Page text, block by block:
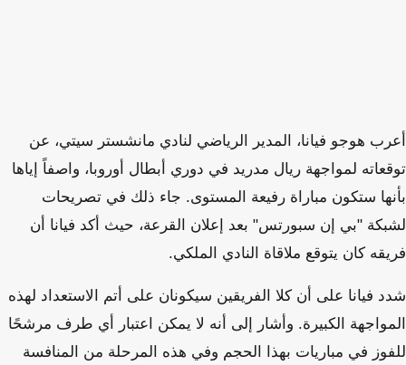
أعرب هوجو فيانا، المدير الرياضي لنادي مانشستر سيتي، عن
توقعاته لمواجهة ريال مدريد في دوري أبطال أوروبا، واصفاً إياها
بأنها ستكون مباراة رفيعة المستوى. جاء ذلك في تصريحات
لشبكة "بي إن سبورتس" بعد إعلان القرعة، حيث أكد فيانا أن
فريقه كان يتوقع ملاقاة النادي الملكي.
شدد فيانا على أن كلا الفريقين سيكونان على أتم الاستعداد لهذه
المواجهة الكبيرة. وأشار إلى أنه لا يمكن اعتبار أي طرف مرشحًا
للفوز في مباريات بهذا الحجم وفي هذه المرحلة من المنافسة